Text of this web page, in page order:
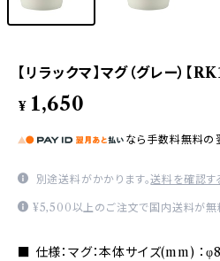
【リラックマ】マグ（グレー）【
¥ 1,650
なら 手数料無料の
別途送料がかかります。送料を確認す
¥5,500以上のご注文で国内送料が無
■ 仕様：マグ：本体サイズ(mm)